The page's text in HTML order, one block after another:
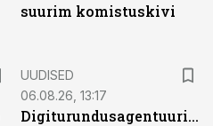
suurim komistuskivi
UUDISED
06.08.26, 13:17
Digiturundusagentuuride